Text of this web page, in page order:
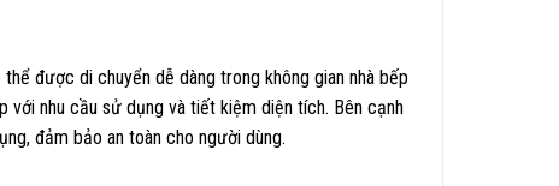
được di chuyển dễ dàng trong không gian nhà bếp
với nhu cầu sử dụng và tiết kiệm diện tích. Bên cạnh
đảm bảo an toàn cho người dùng.